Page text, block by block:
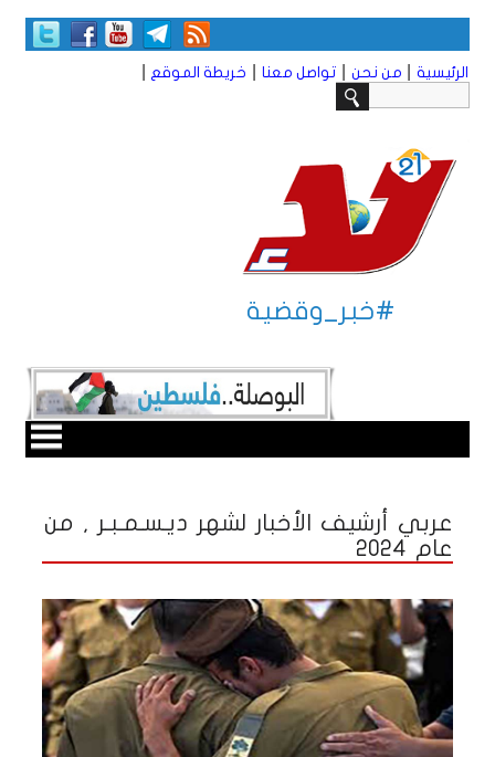
الرئيسية من نحن تواصل معنا خريطة الموقع
#خبر_وقضية
عربي أرشيف الأخبار لشهر ديـسـمـبـر , من
عام 2024